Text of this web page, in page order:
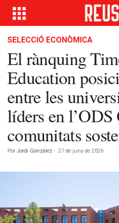
SELECCIÓ ECONÒMICA
El rànquing
Education
entre les
líders en
comunitats
Por Jordi González - 27 de juny de 2026